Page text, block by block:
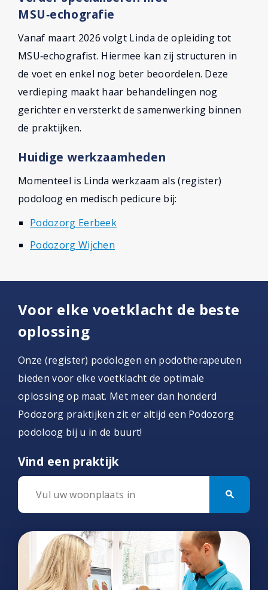
MSU‑echografie
Vanaf maart 2026 volgt Linda de opleiding tot
MSU‑echografist. Hiermee kan zij structuren in
de voet en enkel nog beter beoordelen. Deze
verdieping maakt haar behandelingen nog
gerichter en versterkt de samenwerking binnen
de praktijken.
Huidige werkzaamheden
Momenteel is Linda werkzaam als (register)
podoloog en medisch pedicure bij:
Podozorg Eerbeek
Podozorg Wijchen
Voor elke voetklacht de beste
oplossing
Onze (register) podologen en podotherapeuten
bieden voor elke voetklacht de optimale
oplossing op maat. Met meer dan honderd
Podozorg praktijken zit er altijd een Podozorg
podoloog bij u in de buurt!
Vind een praktijk
search